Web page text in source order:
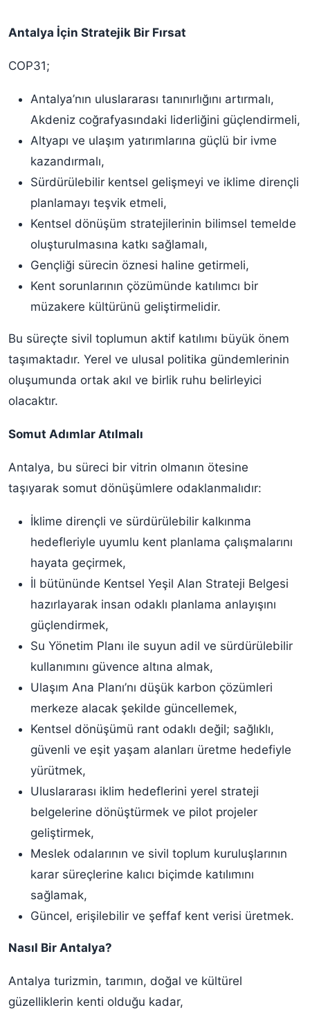
Antalya İçin Stratejik Bir Fırsat
COP31;
Antalya’nın uluslararası tanınırlığını artırmalı,
Akdeniz coğrafyasındaki liderliğini güçlendirmeli,
Altyapı ve ulaşım yatırımlarına güçlü bir ivme
kazandırmalı,
Sürdürülebilir kentsel gelişmeyi ve iklime dirençli
planlamayı teşvik etmeli,
Kentsel dönüşüm stratejilerinin bilimsel temelde
oluşturulmasına katkı sağlamalı,
Gençliği sürecin öznesi haline getirmeli,
Kent sorunlarının çözümünde katılımcı bir
müzakere kültürünü geliştirmelidir.
Bu süreçte sivil toplumun aktif katılımı büyük önem
taşımaktadır. Yerel ve ulusal politika gündemlerinin
oluşumunda ortak akıl ve birlik ruhu belirleyici
olacaktır.
Somut Adımlar Atılmalı
Antalya, bu süreci bir vitrin olmanın ötesine
taşıyarak somut dönüşümlere odaklanmalıdır:
İklime dirençli ve sürdürülebilir kalkınma
hedefleriyle uyumlu kent planlama çalışmalarını
hayata geçirmek,
İl bütününde Kentsel Yeşil Alan Strateji Belgesi
hazırlayarak insan odaklı planlama anlayışını
güçlendirmek,
Su Yönetim Planı ile suyun adil ve sürdürülebilir
kullanımını güvence altına almak,
Ulaşım Ana Planı’nı düşük karbon çözümleri
merkeze alacak şekilde güncellemek,
Kentsel dönüşümü rant odaklı değil; sağlıklı,
güvenli ve eşit yaşam alanları üretme hedefiyle
yürütmek,
Uluslararası iklim hedeflerini yerel strateji
belgelerine dönüştürmek ve pilot projeler
geliştirmek,
Meslek odalarının ve sivil toplum kuruluşlarının
karar süreçlerine kalıcı biçimde katılımını
sağlamak,
Güncel, erişilebilir ve şeffaf kent verisi üretmek.
Nasıl Bir Antalya?
Antalya turizmin, tarımın, doğal ve kültürel
güzelliklerin kenti olduğu kadar,